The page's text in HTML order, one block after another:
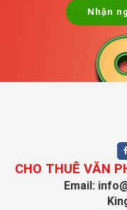
Nhận
CHO THUÊ VĂN
Email: